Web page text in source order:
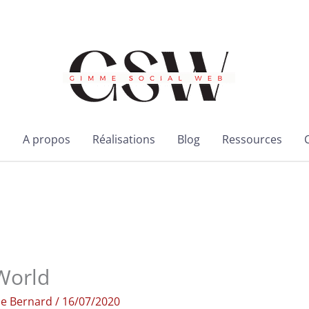
A propos Réalisations Blog Ressources
Bernard / 16/07/2020